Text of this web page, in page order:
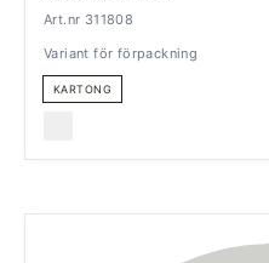
Art.nr 311808
Variant för förpackning
KARTONG